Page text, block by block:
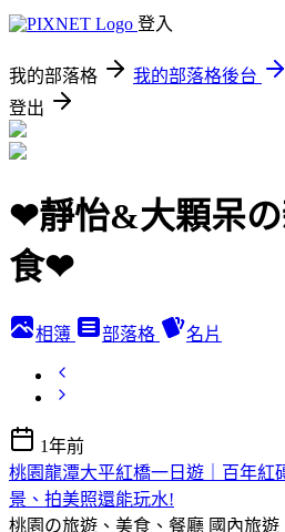
登入
我的部落格 我的部落格後台
登出
❤靜怡&大顆呆
食❤
相簿 部落格 名片
1年前
桃園龍潭大平紅橋一日遊｜百年紅
景、拍美照還能玩水!
桃園の旅遊、美食、餐廳 國內旅遊